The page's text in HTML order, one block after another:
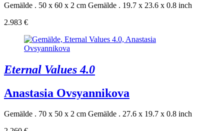
Gemälde . 50 x 60 x 2 cm Gemälde . 19.7 x 23.6 x 0.8 inch
2.983 €
Eternal Values 4.0
Anastasia Ovsyannikova
Gemälde . 70 x 50 x 2 cm Gemälde . 27.6 x 19.7 x 0.8 inch